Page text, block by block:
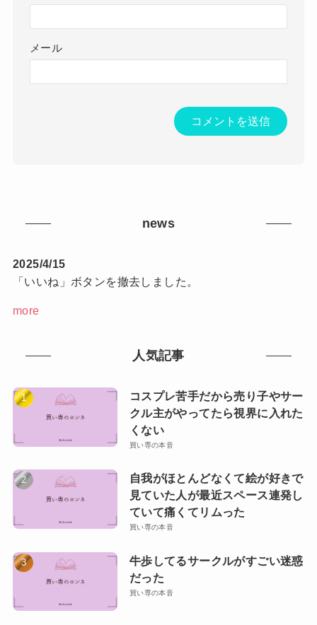
メール
news
2025/4/15
「いいね」ボタンを撤去しました。
more
人気記事
コスプレ苦手だから売り子やサー
クル主がやってたら視界に入れた
くない
買い専の本音
自我がほとんどなくて絵が好きで
見ていた人が最近スペース連発し
ていて痛くてリムった
買い専の本音
牛歩してるサークルがすごい迷惑
だった
買い専の本音